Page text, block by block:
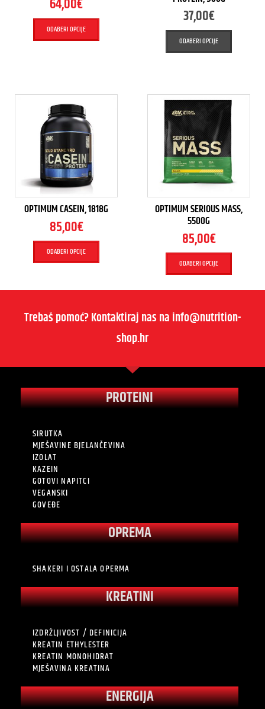
64,00€
ODABERI OPCIJE
37,00€
ODABERI OPCIJE
OPTIMUM CASEIN, 1818G
85,00€
ODABERI OPCIJE
OPTIMUM SERIOUS MASS,
5500G
85,00€
ODABERI OPCIJE
Trebaš pomoć? Kontaktiraj nas na info@nutrition-
shop.hr
PROTEINI
SIRUTKA
MJEŠAVINE BJELANČEVINA
IZOLAT
KAZEIN
GOTOVI NAPITCI
VEGANSKI
GOVEĐE
OPREMA
SHAKERI I OSTALA OPERMA
KREATINI
IZDRŽLJIVOST / DEFINICIJA
KREATIN ETHYLESTER
KREATIN MONOHIDRAT
MJEŠAVINA KREATINA
ENERGIJA